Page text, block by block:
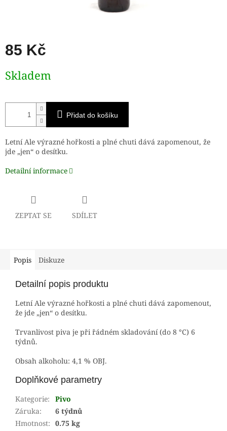
85 Kč
cena:
Skladem
Přidat do košíku
LetníAle výrazné hořkosti a plné chuti dává zapomenout, že
jde „jen“ o desítku.
Detailní informace
ZEPTAT SE SDÍLET
Popis Diskuze
Detailní popis produktu
LetníAle výrazné hořkosti a plné chuti dává zapomenout,
že jde „jen“ o desítku.
Trvanlivost piva je při řádném skladování (do 8 °C) 6
týdnů.
Obsah alkoholu: 4,1 % OBJ.
Doplňkové parametry
Kategorie:
Pivo
Záruka:
6 týdnů
Hmotnost: 0.75 kg